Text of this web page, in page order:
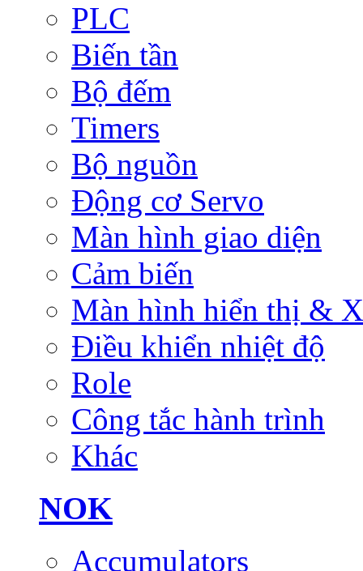
PLC
Biến tần
Bộ đếm
Timers
Bộ nguồn
Động cơ Servo
Màn hình giao diện
Cảm biến
Màn hình hiển thị &
Điều khiển nhiệt độ
Role
Công tắc hành trình
Khác
NOK
Accumulators